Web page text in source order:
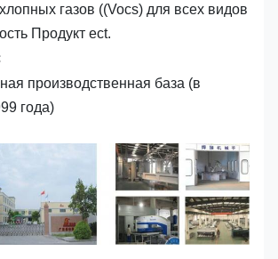
газов ((Vocs) для всех видов
Продукт ect.
производственная база (в
года)